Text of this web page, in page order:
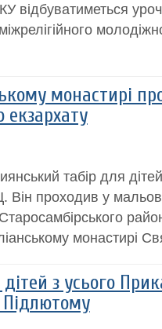
відбуватиметься
монастирі
екзархату
табір для дітей
Він проходив у
монастирі
з усього